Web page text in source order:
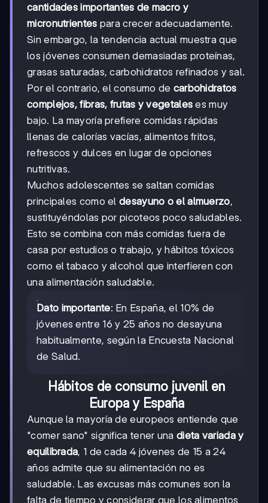
cantidades importantes de macro y
micronutrientes para crecer adecuadamente.
Sin embargo, la tendencia actual muestra que
los jóvenes consumen demasiadas proteínas,
grasas saturadas, carbohidratos refinados y sal.
Por el contrario, el consumo de carbohidratos
complejos, fibras, frutas y vegetales es muy
bajo. La mayoría prefiere comidas rápidas
llenas de calorías vacías, alimentos fritos,
refrescos y dulces en lugar de opciones
nutritivas.
Muchos adolescentes se saltan comidas
principales como eldesayuno o el almuerzo,
sustituyéndolas por picoteos poco saludables.
Esto se combina con más comidas fuera de
casa por estudios o trabajo, y hábitos tóxicos
como el tabaco y alcohol que interfieren con
una alimentación saludable.
Dato importante: En España, el 10% de
jóvenes entre 16 y 25 años no desayuna
habitualmente, según la Encuesta Nacional
de Salud.
Hábitos de consumo juvenil en
Europa y España
Aunque la mayoría de europeos entiende que
"comer sano" significa tener una dieta variada y
equilibrada, 1 de cada 4 jóvenes de 15 a 24
años admite que su alimentación no es
saludable. Las excusas más comunes son la
falta de tiempo y considerar que los alimentos